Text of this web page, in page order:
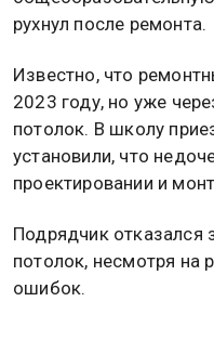
рухнул после ремонта.
Известно, что
2023 году, но уже
потолок. В школу
установили, что
проектировании и
Подрядчик отказался
потолок, несмотря на
ошибок.